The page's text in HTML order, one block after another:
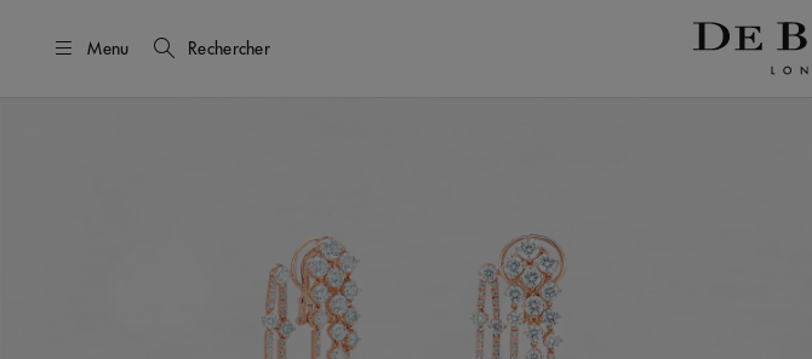
Menu Rechercher